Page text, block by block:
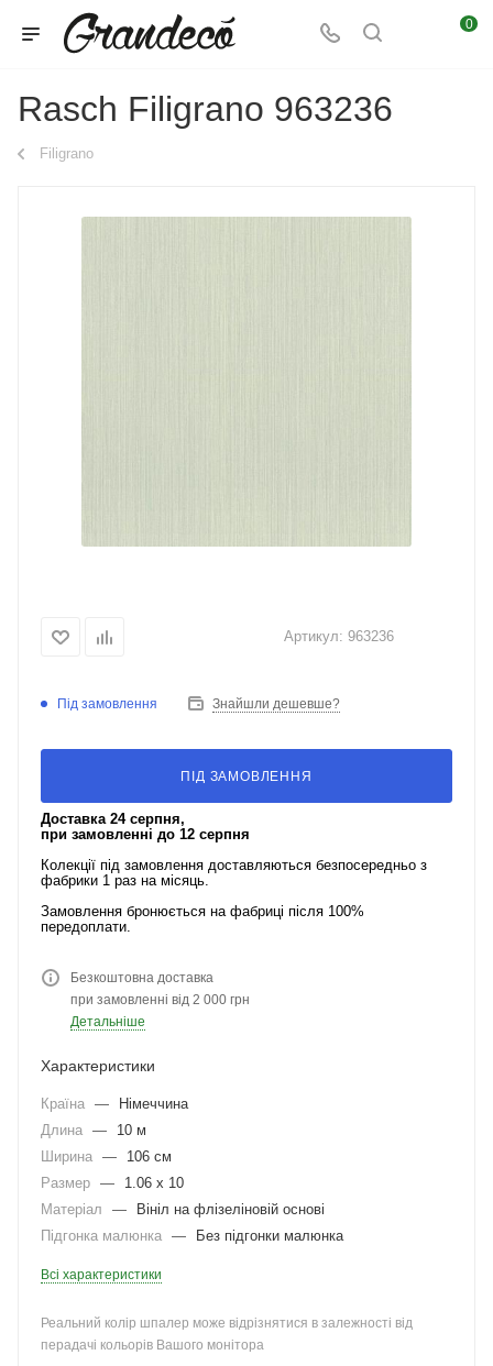
0
Rasch Filigrano 963236
Filigrano
Артикул: 963236
Під замовлення Знайшли дешевше?
ПІД ЗАМОВЛЕННЯ
Доставка 24 серпня,
при замовленні до 12 серпня
Колекції під замовлення доставляються безпосередньо з
фабрики 1 раз на місяць.
Замовлення бронюється на фабриці після 100%
передоплати.
Безкоштовна доставка
при замовленні від 2 000 грн
Детальніше
Характеристики
Країна —
Німеччина
Длина —
10 м
Ширина —
106 см
Размер —
1.06 x 10
Матеріал
—
Вініл на флізеліновій основі
Підгонка малюнка — Без підгонки малюнка
Всі характеристики
Реальний колір шпалер може відрізнятися в залежності від
перадачі кольорів Вашого монітора